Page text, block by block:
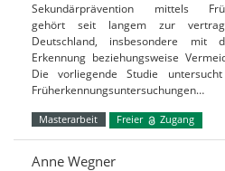
Sekundärprävention mittels
gehört seit langem zur
Deutschland, insbesondere
Erkennung beziehungsweise
Die vorliegende Studie
Früherkennungsuntersuchungen…
Masterarbeit Freier Zugang
Anne Wegner